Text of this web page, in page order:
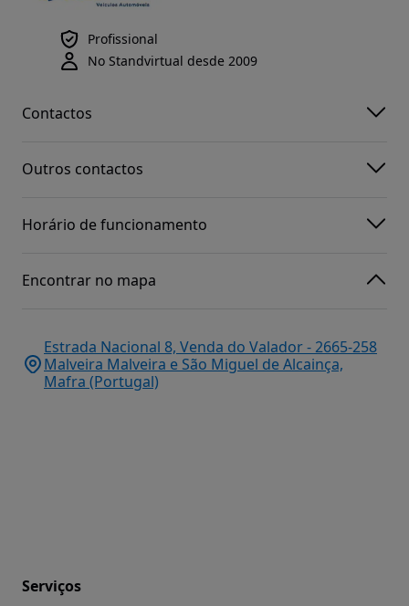
Profissional
No Standvirtual desde 2009
Contactos
Outros contactos
Horário de funcionamento
Encontrar no mapa
Estrada Nacional 8, Venda do Valador - 2665-258
Malveira Malveira e São Miguel de Alcainça,
Mafra (Portugal)
Serviços